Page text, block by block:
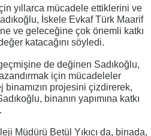
yıllarca mücadele ettiklerini ve
İskele Evkaf Türk Maarif
ve geleceğine çok önemli katkı
katacağını söyledi.
de değinen Sadıkoğlu,
için mücadeleler
projesini çizdirerek,
binanın yapımına katkı
Müdürü Betül Yıkıcı da, binada,